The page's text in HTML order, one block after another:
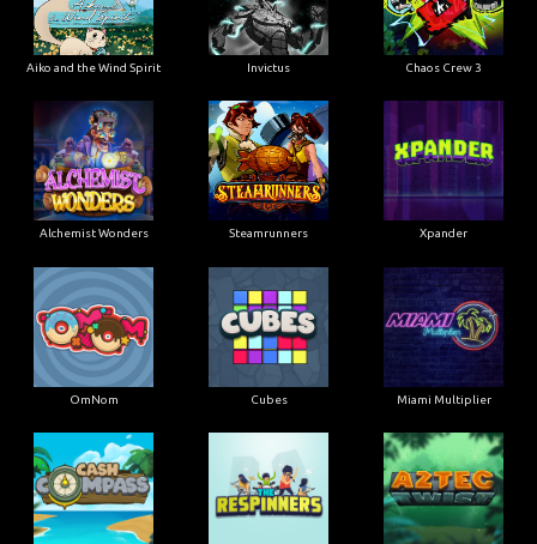
Aiko and the Wind Spirit Invictus Chaos Crew 3
Alchemist Wonders Steamrunners Xpander
OmNom Cubes Miami Multiplier